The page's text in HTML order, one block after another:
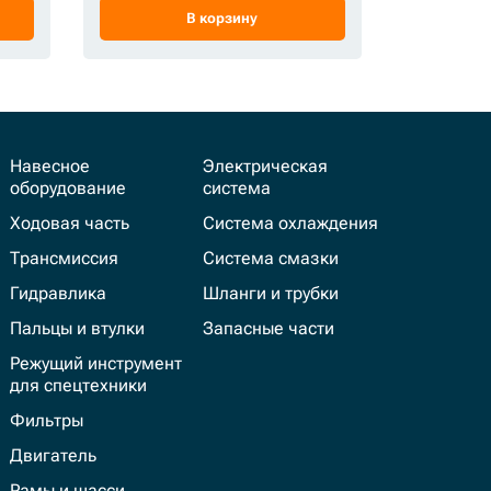
В корзину
Навесное
оборудование
Ходовая часть
Трансмиссия
Гидравлика
Пальцы и втулки
Режущий инструмент
для спецтехники
Фильтры
Двигатель
Электрическая
система
Система охлаждения
Система смазки
Шланги и трубки
Запасные части